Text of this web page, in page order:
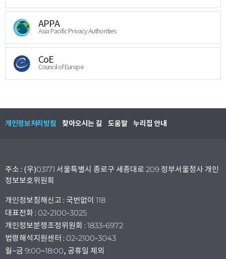
APPA
Asia Pacific Privacy Authorities
CoE
Council of Europe
개인정보처리방침 찾아오시는 길 도움말 누리집 안내
주소 : (우)03171 서울특별시 종로구 세종대로 209 정부서울청사 개인
정보보호위원회
개인정보침해신고 : 국번없이 118
대표전화 : 02-2100-3025
개인정보분쟁조정위원회 : 1833-6972
법령해석지원센터 : 02-2100-3043
월~금 9:00~18:00, 공휴일 제외